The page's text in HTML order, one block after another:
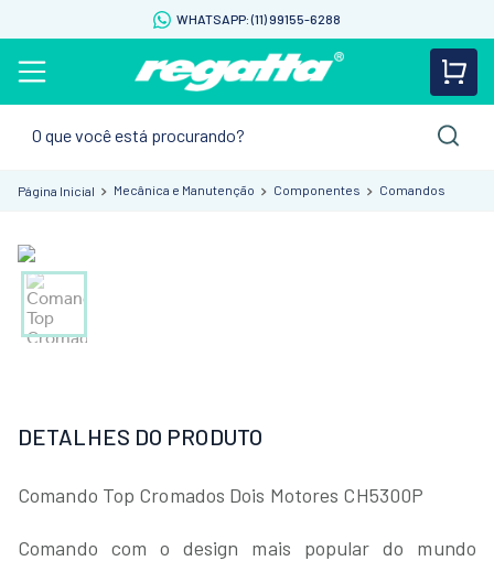
WHATSAPP: (11) 99155-6288
Mecânica e Manutenção Componentes Comandos
DETALHES DO PRODUTO
Comando Top Cromados Dois Motores CH5300P
Comando com o design mais popular do mundo